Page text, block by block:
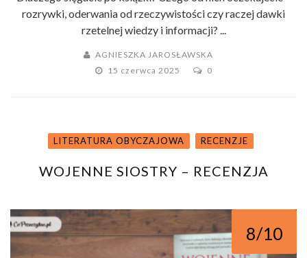
rozrywki, oderwania od rzeczywistości czy raczej dawki
rzetelnej wiedzy i informacji? ...
AGNIESZKA JAROSŁAWSKA
15 czerwca 2025
0
LITERATURA OBYCZAJOWA RECENZJE
WOJENNE SIOSTRY – RECENZJA
8/10